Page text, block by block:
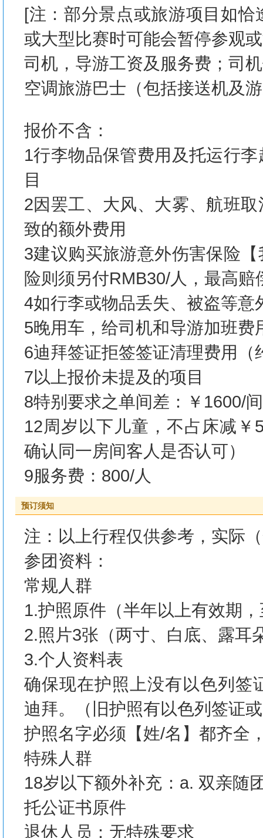
[注：部分景点或旅游项目如
或大型比赛时可能会暂停参观
司机，导游工资及服务费；司
空调旅游巴士（包括接送机及
报价不含：
1行李物品保管费用及托运行
目
2因罢工、大风、大雾、航班
致的额外费用
3建议购买旅游意外伤害保险
险则须另付RMB30/人，最高赔
4如行李或物品丢失、被盗等意
5晚用车，给司机和导游加班费
6迪拜签证拒签签证清理费用（
7以上报价未提及的项目
8特别要求之单间差：￥1600/
12周岁以下儿童，不占床减
确认同一房间客人是否认可）
9服务费：800/人
预订须知
注：以上行程仅供参考，实际
参团资料：
常规人群
1.护照原件（半年以上有效期
2.照片3张（两寸、白底、露耳
3.个人资料表
确保现在护照上没有以色列签
迪拜。（旧护照有以色列签证
护照名字必须【姓/名】都齐全
特殊人群
18岁以下额外补充：a. 双亲随
托公证书原件
退休人员：无特殊要求